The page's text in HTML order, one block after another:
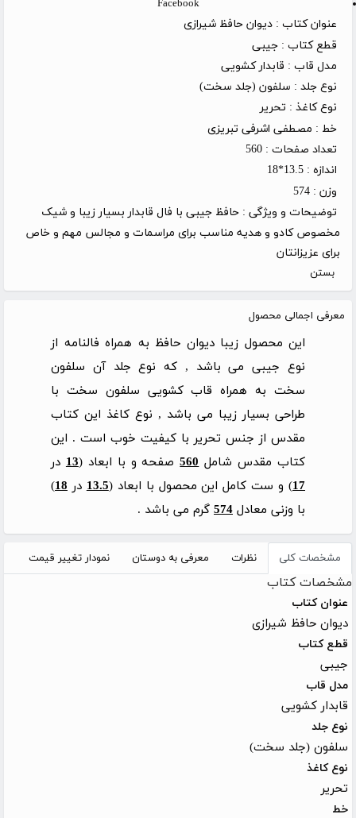
Facebook
عنوان کتاب : دیوان حافظ شیرازی
قطع کتاب : جیبی
مدل قاب : قابدار کشویی
نوع جلد : سلفون (جلد سخت)
نوع کاغذ : تحریر
خط : مصطفی اشرفی تبریزی
تعداد صفحات : 560
اندازه : 13.5*18
وزن : 574
توضیحات و ویژگی : حافظ جیبی با فال قابدار بسیار زیبا و شیک
مخصوص کادو و هدیه مناسب برای مراسمات و مجالس مهم و خاص
برای عزیزانتان
بستن
معرفی اجمالی محصول
این محصول زیبا دیوان حافظ به همراه فالنامه از
نوع جیبی می باشد , که نوع جلد آن سلفون
سخت به همراه قاب کشویی سلفون سخت با
طراحی بسیار زیبا می باشد , نوع کاغذ این کتاب
مقدس از جنس تحریر با کیفیت خوب است . این
کتاب مقدس شامل560صفحه و با ابعاد (13در
17) و ست کامل این محصول با ابعاد (13.5در 18
)
با وزنی معادل 574 گرم می باشد .
مشخصات کلی نظرات معرفی به دوستان نمودار تغییر قیمت
مشخصات کتاب
عنوان کتاب
دیوان حافظ شیرازی
قطع کتاب
جیبی
مدل قاب
قابدار کشویی
نوع جلد
سلفون (جلد سخت)
نوع کاغذ
تحریر
خط